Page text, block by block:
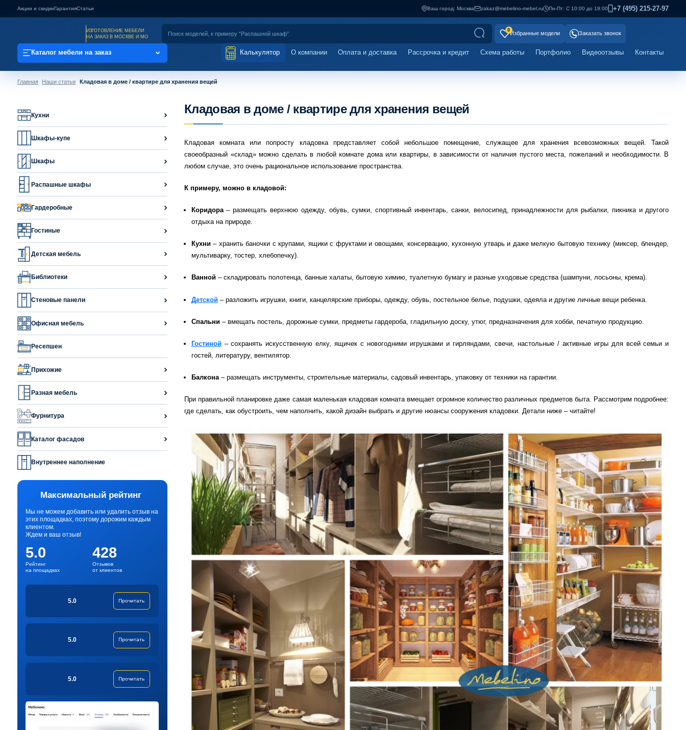
Акции и скидкиГарантияСтатьи Ваш город: Москва zakaz@mebelino-mebel.ru Пн-Пт: С 10:00 до 19:00 +7 (495) 215-27-97
ИЗГОТОВЛЕНИЕ МЕБЕЛИ
НА ЗАКАЗ В МОСКВЕ И МО
0
Избранные модели Заказать звонок
Каталог мебели на заказ Калькулятор О компании Оплата и доставка Рассрочка и кредит Схема работы Портфолио Видеоотзывы Контакты
Главная Наши статьи Кладовая в доме / квартире для хранения вещей
Кладовая в доме / квартире для хранения вещей
Кладовая комната или попросту кладовка представляет собой небольшое помещение, служащее для хранения всевозможных вещей. Такой
своеобразный «склад» можно сделать в любой комнате дома или квартиры, в зависимости от наличия пустого места, пожеланий и необходимости. В
любом случае, это очень рациональное использование пространства.
К примеру, можно в кладовой:
Коридора– размещать верхнюю одежду, обувь, сумки, спортивный инвентарь, санки, велосипед, принадлежности для рыбалки, пикника и другого
отдыха на природе.
Кухни– хранить баночки с крупами, ящики с фруктами и овощами, консервацию, кухонную утварь и даже мелкую бытовую технику (миксер, блендер,
мультиварку, тостер, хлебопечку).
Ванной – складировать полотенца, банные халаты, бытовую химию, туалетную бумагу и разные уходовые средства (шампуни, лосьоны, крема).
Детской – разложить игрушки, книги, канцелярские приборы, одежду, обувь, постельное белье, подушки, одеяла и другие личные вещи ребенка.
Спальни– вмещать постель, дорожные сумки, предметы гардероба, гладильную доску, утюг, предназначения для хобби, печатную продукцию.
Гостиной– сохранять искусственную елку, ящичек с новогодними игрушками и гирляндами, свечи, настольные / активные игры для всей семьи и
гостей, литературу, вентилятор.
Балкона– размещать инструменты, строительные материалы, садовый инвентарь, упаковку от техники на гарантии.
При правильной планировке даже самая маленькая кладовая комната вмещает огромное количество различных предметов быта. Рассмотрим подробнее:
где сделать, как обустроить, чем наполнить, какой дизайн выбрать и другие нюансы сооружения кладовки. Детали ниже – читайте!
Кухни
Шкафы-купе
Шкафы
Распашные шкафы
Гардеробные
Гостиные
Детская мебель
Библиотеки
Стеновые панели
Офисная мебель
Ресепшен
Прихожие
Разная мебель
Фурнитура
Каталог фасадов
Внутреннее наполнение
Максимальный рейтинг
Мы не можем добавить или удалить отзыв на
этих площадках, поэтому дорожим каждым
клиентом.
Ждем и ваш отзыв!
5.0
Рейтинг
на площадках
428
Отзывов
от клиентов
5.0 Прочитать
5.0 Прочитать
5.0 Прочитать